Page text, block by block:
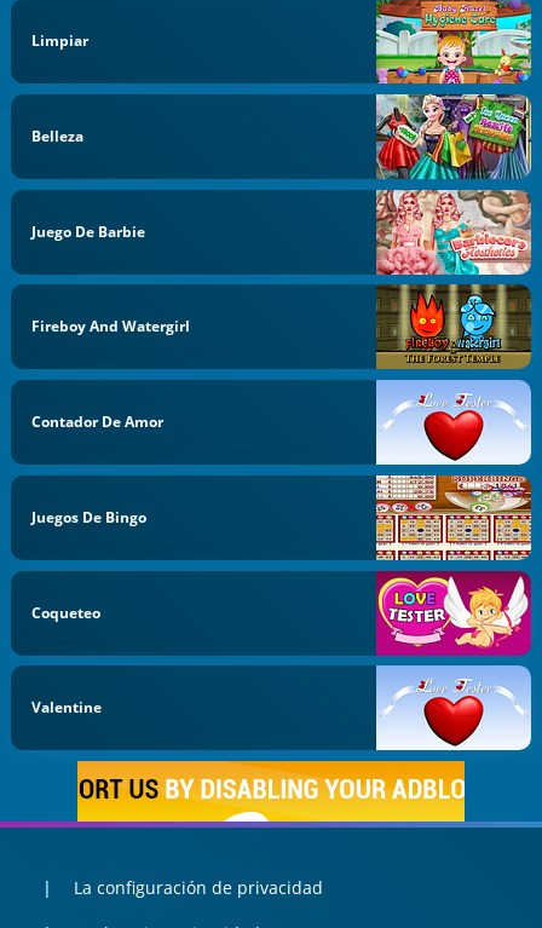
Limpiar
Belleza
Juego De Barbie
Fireboy And Watergirl
Contador De Amor
Juegos De Bingo
Coqueteo
Valentine
La configuración de privacidad